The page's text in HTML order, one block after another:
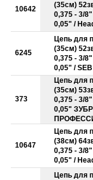
10642
(35см)
0,375 - 3/
0,05" /
6245
Цепь для
(35см)
0,375 - 3/
0,05" / SEB
373
Цепь для
(35см)
0,375 - 3/
0,05" ЗУБР
10647
Цепь для
(38см)
0,375 - 3/
0,05" /
Цепь для